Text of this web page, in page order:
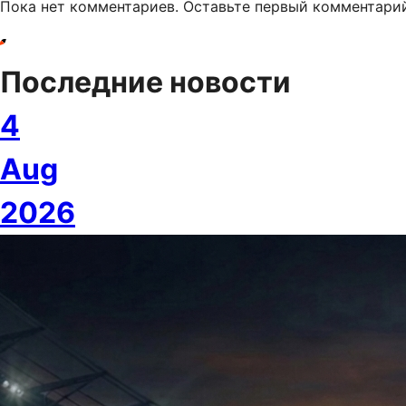
Пока нет комментариев. Оставьте первый
Последние новости
4
Aug
2026